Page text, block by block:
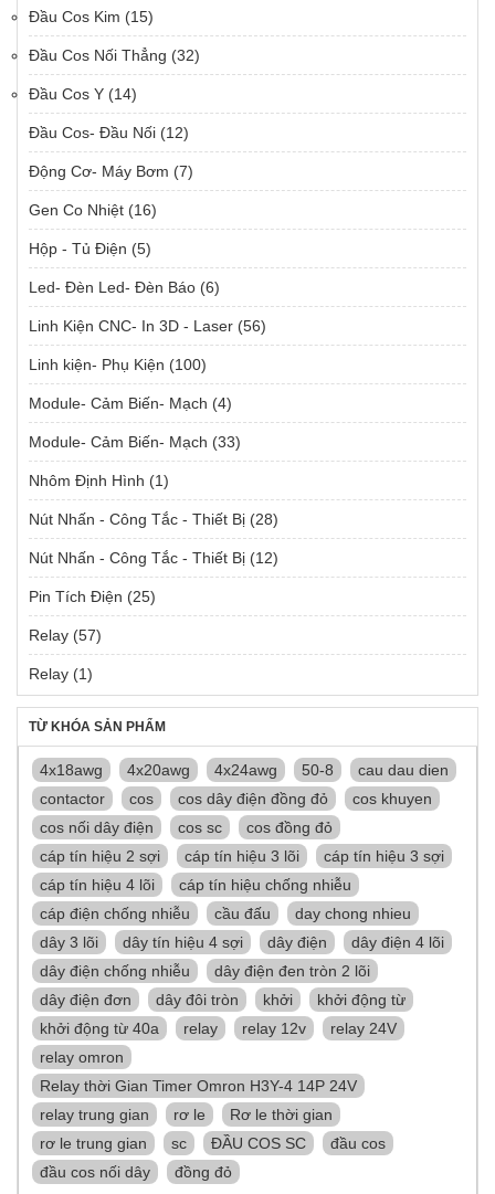
Đầu Cos Kim (15)
Đầu Cos Nối Thẳng (32)
Đầu Cos Y (14)
Đầu Cos- Đầu Nối (12)
Động Cơ- Máy Bơm (7)
Gen Co Nhiệt (16)
Hộp - Tủ Điện (5)
Led- Đèn Led- Đèn Báo (6)
Linh Kiện CNC- In 3D - Laser (56)
Linh kiện- Phụ Kiện (100)
Module- Cảm Biến- Mạch (4)
Module- Cảm Biến- Mạch (33)
Nhôm Định Hình (1)
Nút Nhấn - Công Tắc - Thiết Bị (28)
Nút Nhấn - Công Tắc - Thiết Bị (12)
Pin Tích Điện (25)
Relay (57)
Relay (1)
TỪ KHÓA SẢN PHẨM
4x18awg 4x20awg 4x24awg 50-8
cau dau dien
contactor
cos cos dây điện đồng đỏ
cos khuyen
cos nối dây điện
cos sc
cos đồng đỏ
cáp tín hiệu 2 sợi
cáp tín hiệu 3 lõi
cáp tín hiệu 3 sợi
cáp tín hiệu 4 lõi
cáp tín hiệu chống nhiễu
cáp điện chống nhiễu
cầu đấu
day chong nhieu
dây 3 lõi
dây tín hiệu 4 sợi dây điện
dây điện 4 lõi
dây điện chống nhiễu
dây điện đen tròn 2 lõi
dây điện đơn
dây đôi tròn khởi
khởi động từ
khởi động từ 40a
relay relay 12v
relay 24V
relay omron
Relay thời Gian Timer Omron H3Y-4 14P 24V
relay trung gian
rơ le
Rơ le thời gian
rơ le trung gian
sc ĐẦU COS SC
đầu cos
đầu cos nối dây
đồng đỏ